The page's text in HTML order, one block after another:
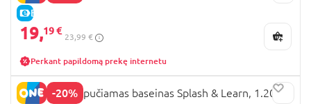
E-KAINA
19,19 €
23,99 €
Perkant papildomą prekę internetu
-20%
BESTWAY pripučiamas baseinas Splash & Learn, 1.20m